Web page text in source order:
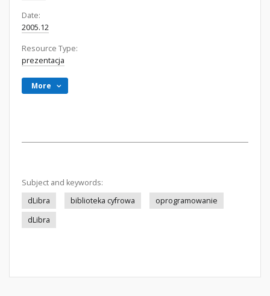
Date:
2005.12
Resource Type:
prezentacja
More
Subject and keywords:
dLibra
biblioteka cyfrowa
oprogramowanie
dLibra